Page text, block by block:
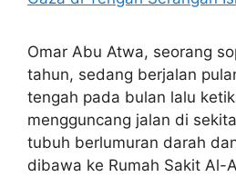
Omar Abu Atwa, seorang
tahun, sedang berjalan
tengah pada bulan lalu
mengguncang jalan di
tubuh berlumuran darah
dibawa ke Rumah Sakit Al-